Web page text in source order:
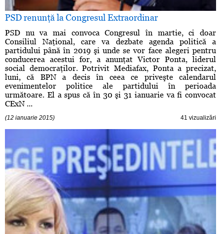
PSD renunţă la Congresul Extraordinar
PSD nu va mai convoca Congresul în martie, ci doar
Consiliul Naţional, care va dezbate agenda politică a
partidului până în 2019 şi unde se vor face alegeri pentru
conducerea acestui for, a anunţat Victor Ponta, liderul
social democraţilor. Potrivit Mediafax, Ponta a precizat,
luni, că BPN a decis în ceea ce priveşte calendarul
evenimentelor politice ale partidului în perioada
următoare. El a spus că în 30 şi 31 ianuarie va fi convocat
CExN ...
(12 ianuarie 2015) 41 vizualizări